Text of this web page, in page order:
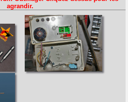
agrandir.